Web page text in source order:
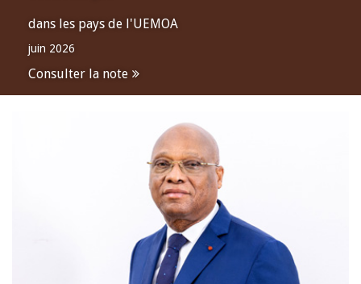
dans les pays de l'UEMOA
juin 2026
Consulter la note